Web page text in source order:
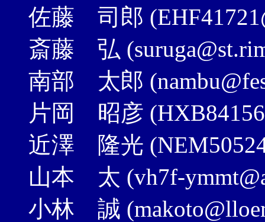
佐藤 司郎
斎藤 弘
南部 太郎
片岡 昭彦
近澤 隆光
山本 太 (vh7f-
小林 誠